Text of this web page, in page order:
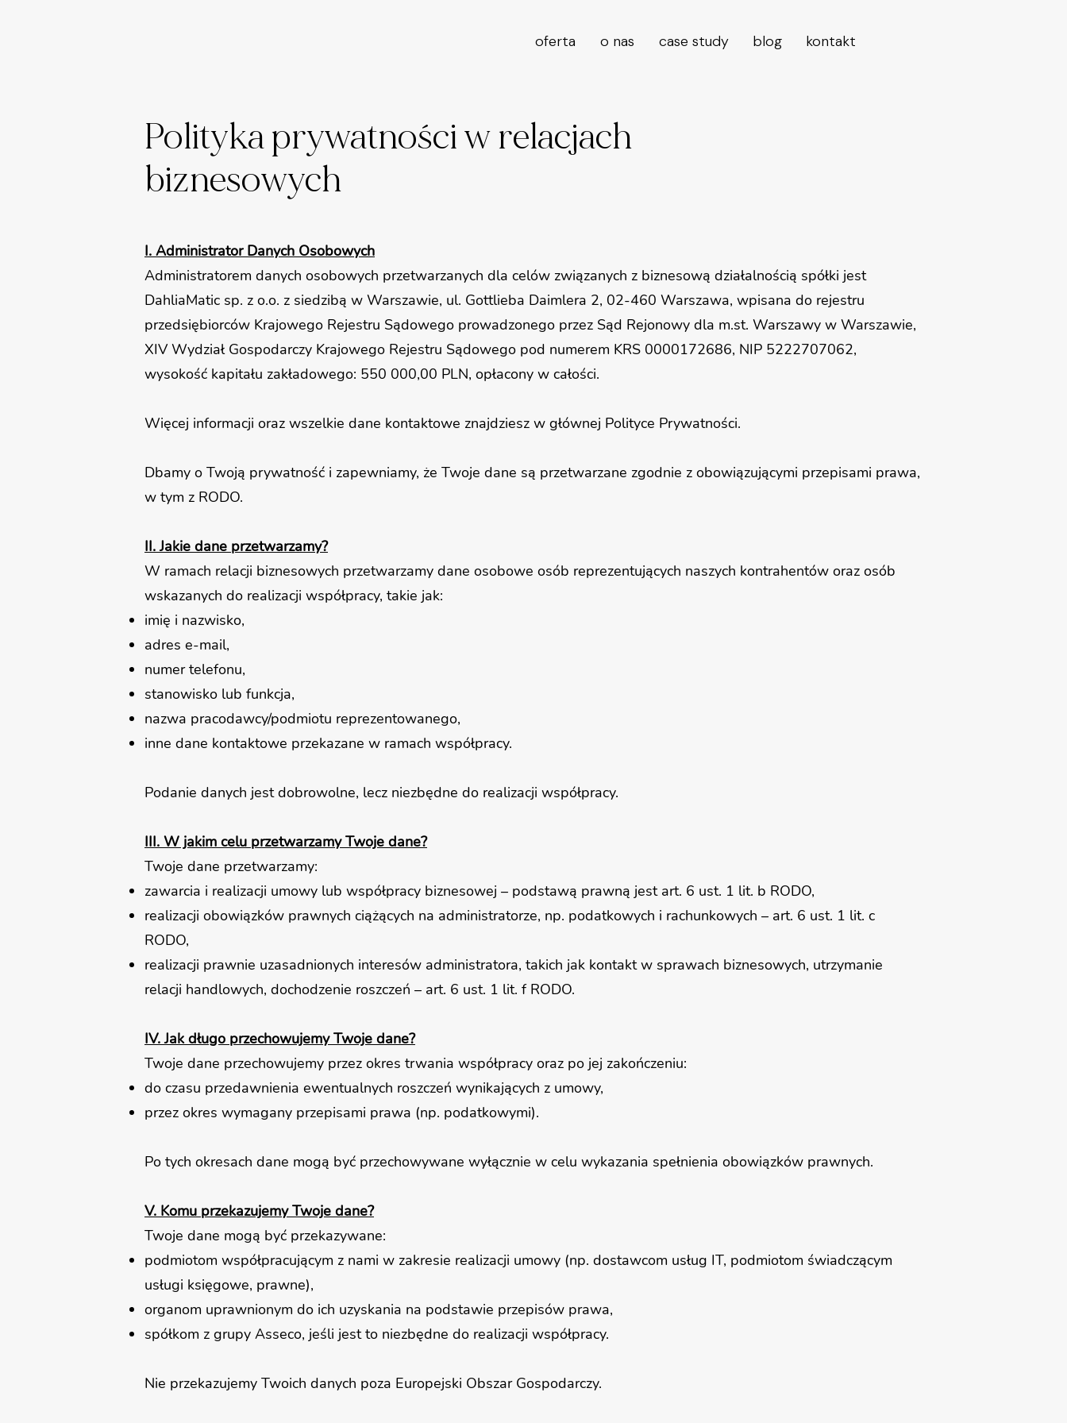
oferta o nas case study blog kontakt
Polityka prywatności w relacjach
biznesowych
I. Administrator Danych Osobowych
Administratorem danych osobowych przetwarzanych dla celów związanych z biznesową działalnością spółki jest
DahliaMatic sp. z o.o. z siedzibą w Warszawie, ul. Gottlieba Daimlera 2, 02-460 Warszawa, wpisana do rejestru
przedsiębiorców Krajowego Rejestru Sądowego prowadzonego przez Sąd Rejonowy dla m.st. Warszawy w Warszawie,
XIV Wydział Gospodarczy Krajowego Rejestru Sądowego pod numerem KRS 0000172686, NIP 5222707062,
wysokość kapitału zakładowego: 550 000,00 PLN, opłacony w całości.
Więcej informacji oraz wszelkie dane kontaktowe znajdziesz w głównej Polityce Prywatności.
Dbamy o Twoją prywatność i zapewniamy, że Twoje dane są przetwarzane zgodnie z obowiązującymi przepisami prawa,
w tym z RODO.
II. Jakie dane przetwarzamy?
W ramach relacji biznesowych przetwarzamy dane osobowe osób reprezentujących naszych kontrahentów oraz osób
wskazanych do realizacji współpracy, takie jak:
imię i nazwisko,
adres e-mail,
numer telefonu,
stanowisko lub funkcja,
nazwa pracodawcy/podmiotu reprezentowanego,
inne dane kontaktowe przekazane w ramach współpracy.
Podanie danych jest dobrowolne, lecz niezbędne do realizacji współpracy.
III. W jakim celu przetwarzamy Twoje dane?
Twoje dane przetwarzamy:
zawarcia i realizacji umowy lub współpracy biznesowej – podstawą prawną jest art. 6 ust. 1 lit. b RODO,
realizacji obowiązków prawnych ciążących na administratorze, np. podatkowych i rachunkowych – art. 6 ust. 1 lit. c
RODO,
realizacji prawnie uzasadnionych interesów administratora, takich jak kontakt w sprawach biznesowych, utrzymanie
relacji handlowych, dochodzenie roszczeń – art. 6 ust. 1 lit. f RODO.
IV. Jak długo przechowujemy Twoje dane?
Twoje dane przechowujemy przez okres trwania współpracy oraz po jej zakończeniu:
do czasu przedawnienia ewentualnych roszczeń wynikających z umowy,
przez okres wymagany przepisami prawa (np. podatkowymi).
Po tych okresach dane mogą być przechowywane wyłącznie w celu wykazania spełnienia obowiązków prawnych.
V. Komu przekazujemy Twoje dane?
Twoje dane mogą być przekazywane:
podmiotom współpracującym z nami w zakresie realizacji umowy (np. dostawcom usług IT, podmiotom świadczącym
usługi księgowe, prawne),
organom uprawnionym do ich uzyskania na podstawie przepisów prawa,
spółkom z grupy Asseco, jeśli jest to niezbędne do realizacji współpracy.
Nie przekazujemy Twoich danych poza Europejski Obszar Gospodarczy.